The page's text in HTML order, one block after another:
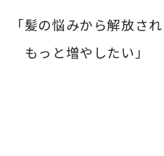
「髪の悩みから解放さ
もっと増やしたい」